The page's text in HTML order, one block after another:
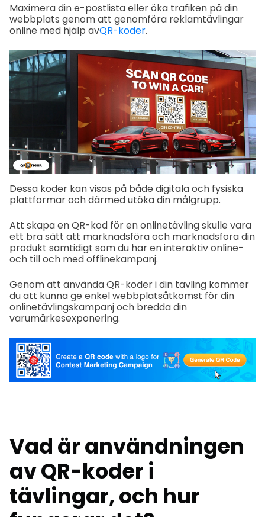
Maximera din e-postlista eller öka trafiken på din
webbplats genom att genomföra reklamtävlingar
online med hjälp avQR-koder.
Dessa koder kan visas på både digitala och fysiska
plattformar och därmed utöka din målgrupp.
Att skapa en QR-kod för en onlinetävling skulle vara
ett bra sätt att marknadsföra och marknadsföra din
produkt samtidigt som du har en interaktiv online-
och till och med offlinekampanj.
Genom att använda QR-koder i din tävling kommer
du att kunna ge enkel webbplatsåtkomst för din
onlinetävlingskampanj och bredda din
varumärkesexponering.
Vad är användningen
av QR-koder i
tävlingar, och hur